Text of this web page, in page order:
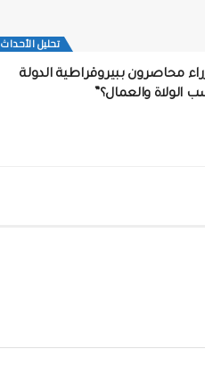
تحلیل الأحداث
محاصرون ببيروقراطية الدولة
الولاة والعمال؟”